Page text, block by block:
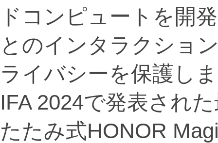
ドコンピュートを開
とのインタラクショ
ライバシーを保護し
IFA 2024で発表され
たたみ式HONOR